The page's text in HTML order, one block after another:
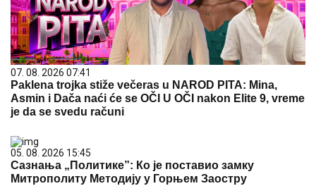
07. 08. 2026 07:41
Paklena trojka stiže večeras u NAROD PITA: Mina,
Asmin i Dača naći će se OČI U OČI nakon Elite 9, vreme
je da se svedu računi
05. 08. 2026 15:45
Сазнања „Политике”: Ко је поставио замку
Митрополиту Методију у Горњем Заостру